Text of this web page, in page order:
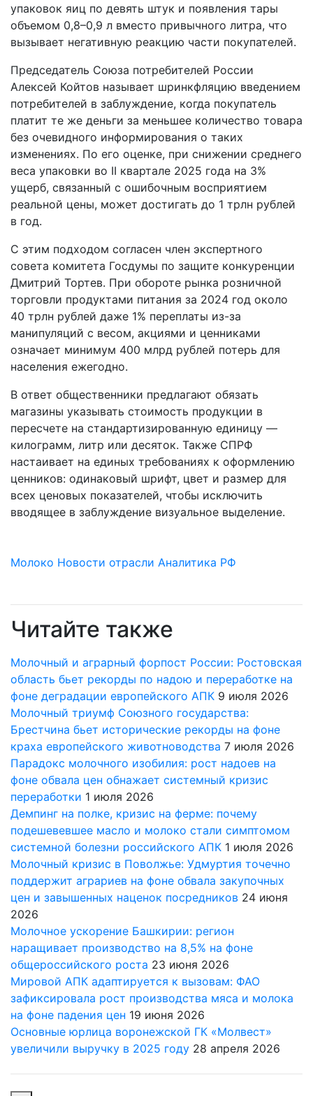
упаковок яиц по девять штук и появления тары
объемом 0,8–0,9 л вместо привычного литра, что
вызывает негативную реакцию части покупателей.
Председатель Союза потребителей России
Алексей Койтов называет шринкфляцию введением
потребителей в заблуждение, когда покупатель
платит те же деньги за меньшее количество товара
без очевидного информирования о таких
изменениях. По его оценке, при снижении среднего
веса упаковки во II квартале 2025 года на 3%
ущерб, связанный с ошибочным восприятием
реальной цены, может достигать до 1 трлн рублей
в год.
С этим подходом согласен член экспертного
совета комитета Госдумы по защите конкуренции
Дмитрий Тортев. При обороте рынка розничной
торговли продуктами питания за 2024 год около
40 трлн рублей даже 1% переплаты из-за
манипуляций с весом, акциями и ценниками
означает минимум 400 млрд рублей потерь для
населения ежегодно.
В ответ общественники предлагают обязать
магазины указывать стоимость продукции в
пересчете на стандартизированную единицу —
килограмм, литр или десяток. Также СПРФ
настаивает на единых требованиях к оформлению
ценников: одинаковый шрифт, цвет и размер для
всех ценовых показателей, чтобы исключить
вводящее в заблуждение визуальное выделение.
Молоко Новости отрасли Аналитика РФ
Читайте также
Молочный и аграрный форпост России: Ростовская
область бьет рекорды по надою и переработке на
фоне деградации европейского АПК 9 июля 2026
Молочный триумф Союзного государства:
Брестчина бьет исторические рекорды на фоне
краха европейского животноводства 7 июля 2026
Парадокс молочного изобилия: рост надоев на
фоне обвала цен обнажает системный кризис
переработки 1 июля 2026
Демпинг на полке, кризис на ферме: почему
подешевевшее масло и молоко стали симптомом
системной болезни российского АПК 1 июля 2026
Молочный кризис в Поволжье: Удмуртия точечно
поддержит аграриев на фоне обвала закупочных
цен и завышенных наценок посредников 24 июня
2026
Молочное ускорение Башкирии: регион
наращивает производство на 8,5% на фоне
общероссийского роста 23 июня 2026
Мировой АПК адаптируется к вызовам: ФАО
зафиксировала рост производства мяса и молока
на фоне падения цен 19 июня 2026
Основные юрлица воронежской ГК «Молвест»
увеличили выручку в 2025 году 28 апреля 2026